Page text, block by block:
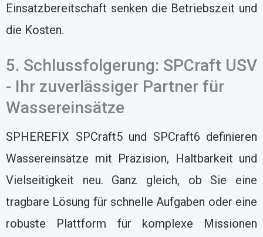
Einsatzbereitschaft senken die Betriebszeit und
die Kosten.
5. Schlussfolgerung: SPCraft USV
- Ihr zuverlässiger Partner für
Wassereinsätze
SPHEREFIX SPCraft5 und SPCraft6 definieren
Wassereinsätze mit Präzision, Haltbarkeit und
Vielseitigkeit neu. Ganz gleich, ob Sie eine
tragbare Lösung für schnelle Aufgaben oder eine
robuste Plattform für komplexe Missionen